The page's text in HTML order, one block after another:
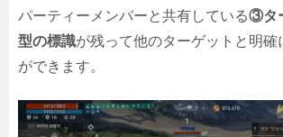
パーティーメンバーと共有している③タ
型の標識が残って他のターゲットと明確
ができます。